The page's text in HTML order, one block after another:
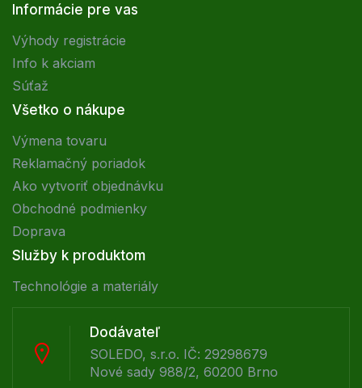
Informácie pre vas
Výhody registrácie
Info k akciam
Súťaž
Všetko o nákupe
Výmena tovaru
Reklamačný poriadok
Ako vytvoriť objednávku
Obchodné podmienky
Doprava
Služby k produktom
Technológie a materiály
Dodávateľ
SOLEDO, s.r.o. IČ: 29298679
Nové sady 988/2, 60200 Brno